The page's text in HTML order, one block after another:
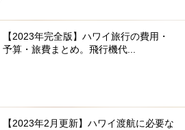
【2023年完全版】ハワイ旅行の費用・
予算・旅費まとめ。飛行機代...
【2023年2月更新】ハワイ渡航に必要な